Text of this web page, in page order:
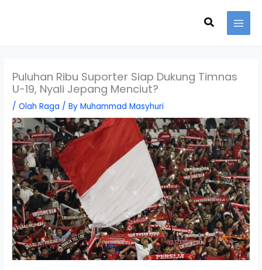
Search
Puluhan Ribu Suporter Siap Dukung Timnas
U-19, Nyali Jepang Menciut?
/Olah Raga / ByMuhammad Masyhuri